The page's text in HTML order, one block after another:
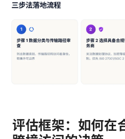
评估框架：如何在